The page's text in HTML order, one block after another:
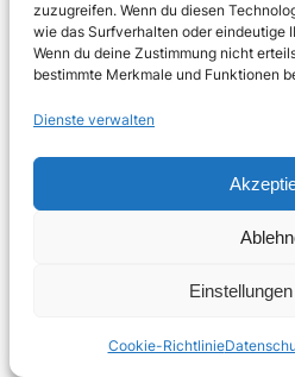
zuzugreifen. Wenn du diesen
wie das Surfverhalten oder eindeutige
Wenn du deine Zustimmung nicht
bestimmte Merkmale und Funktionen
Dienste verwalten
Cookie-Richtlinie